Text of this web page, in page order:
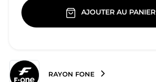
AJOUTER AU PANIER
RAYON FONE